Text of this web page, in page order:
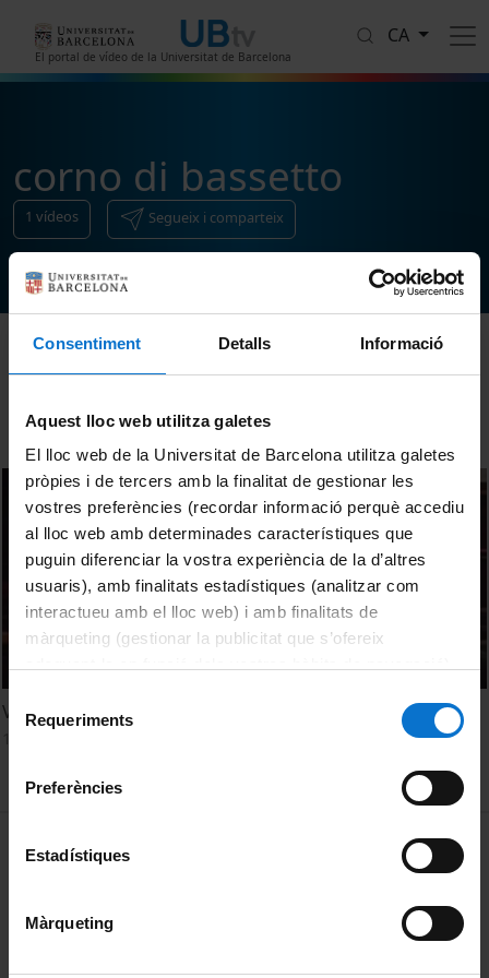
Consentiment Detalls Informació
Aquest lloc web utilitza galetes
El lloc web de la Universitat de Barcelona utilitza galetes
pròpies i de tercers amb la finalitat de gestionar les
vostres preferències (recordar informació perquè accediu
al lloc web amb determinades característiques que
puguin diferenciar la vostra experiència de la d’altres
usuaris), amb finalitats estadístiques (analitzar com
interactueu amb el lloc web) i amb finalitats de
màrqueting (gestionar la publicitat que s’ofereix
consultar laPolítica de galetes del lloc web de la
de Requeriments
Preferències
Estadístiques
Màrqueting
El portal de vídeo de la Universitat de Barcelona
CA
corno di bassetto
1 vídeos Segueix i comparteix
Ordenar
V Cicle de la Música de la UB. Clarinet i Corno di Bassetto
MENÚ PEU 1
Privadesa i termes